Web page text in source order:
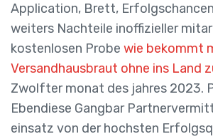
Application, Brett,
weiters Nachteile inoffizieller
kostenlosen Probe wie bekommt
Versandhausbraut ohne ins Land
Zwolfter monat des jahres 2023.
Ebendiese Gangbar
einsatz von der hochsten